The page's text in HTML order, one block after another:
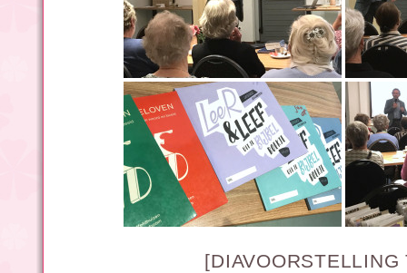
[DIAVOORSTELLING